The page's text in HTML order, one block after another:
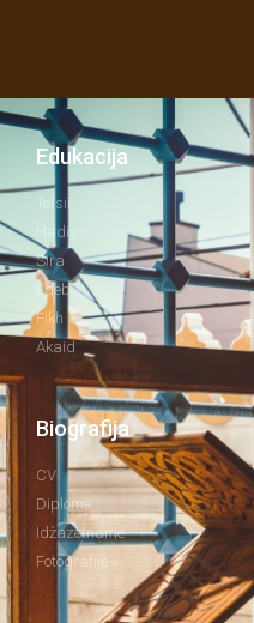
Edukacija
Tefsir
Hadis
Sira
Edeb
Fikh
Akaid
Biografija
CV
Diplome
Idžazetname
Fotografije